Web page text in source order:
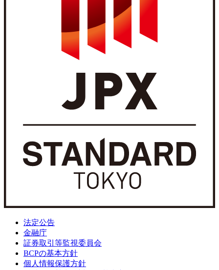
法定公告
金融庁
証券取引等監視委員会
BCPの基本方針
個人情報保護方針